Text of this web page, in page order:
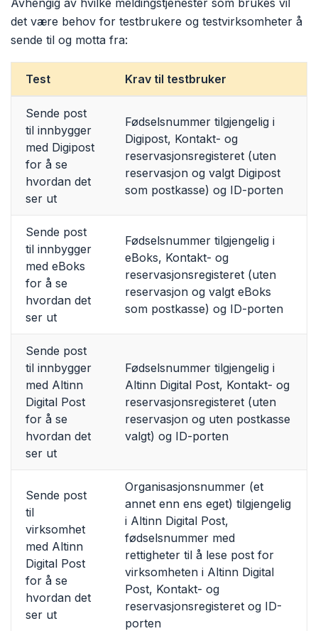
Avhengig av hvilke meldingstjenester som brukes vil
det være behov for testbrukere og testvirksomheter å
sende til og motta fra:
Test Krav til testbruker
Sende post
til innbygger
med Digipost
for å se
hvordan det
ser ut
Fødselsnummer tilgjengelig i
Digipost, Kontakt- og
reservasjonsregisteret (uten
reservasjon og valgt Digipost
som postkasse) og ID-porten
Sende post
til innbygger
med eBoks
for å se
hvordan det
ser ut
Fødselsnummer tilgjengelig i
eBoks, Kontakt- og
reservasjonsregisteret (uten
reservasjon og valgt eBoks
som postkasse) og ID-porten
Sende post
til innbygger
med Altinn
Digital Post
for å se
hvordan det
ser ut
Fødselsnummer tilgjengelig i
Altinn Digital Post, Kontakt- og
reservasjonsregisteret (uten
reservasjon og uten postkasse
valgt) og ID-porten
Sende post
til
virksomhet
med Altinn
Digital Post
for å se
hvordan det
ser ut
Organisasjonsnummer (et
annet enn ens eget) tilgjengelig
i Altinn Digital Post,
fødselsnummer med
rettigheter til å lese post for
virksomheten i Altinn Digital
Post, Kontakt- og
reservasjonsregisteret og ID-
porten